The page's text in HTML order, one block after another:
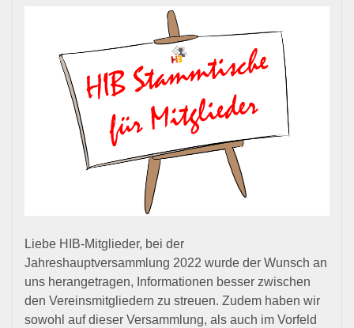
Stammtische
Liebe HIB-Mitglieder, bei der
Jahreshauptversammlung 2022 wurde der Wunsch an
uns herangetragen, Informationen besser zwischen
den Vereinsmitgliedern zu streuen. Zudem haben wir
sowohl auf dieser Versammlung, als auch im Vorfeld